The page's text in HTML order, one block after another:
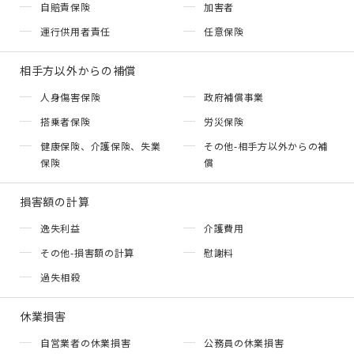
自賠責保険
加害者
運行供用者責任
任意保険
相手方以外からの補償
人身傷害保険
政府補償事業
搭乗者保険
労災保険
健康保険、介護保険、失業
保険
その他-相手方以外からの補
償
損害額の計算
逸失利益
介護費用
その他-損害額の計算
慰謝料
過失相殺
休業損害
自営業者の休業損害
公務員の休業損害